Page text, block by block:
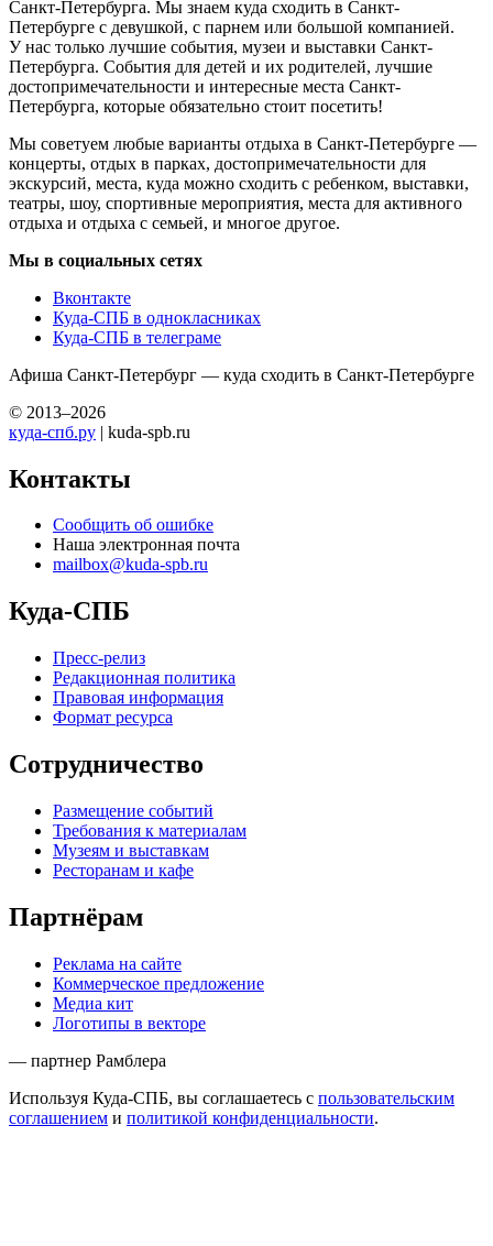
Санкт-Петербурга. Мы знаем куда сходить в Санкт-
Петербурге с девушкой, с парнем или большой компанией.
У нас только лучшие события, музеи и выставки Санкт-
Петербурга. События для детей и их родителей, лучшие
достопримечательности и интересные места Санкт-
Петербурга, которые обязательно стоит посетить!
Мы советуем любые варианты отдыха в Санкт-Петербурге —
концерты, отдых в парках, достопримечательности для
экскурсий, места, куда можно сходить с ребенком, выставки,
театры, шоу, спортивные мероприятия, места для активного
отдыха и отдыха с семьей, и многое другое.
Мы в социальных сетях
Вконтакте
Куда-СПБ в однокласниках
Куда-СПБ в телеграме
Афиша Санкт-Петербург — куда сходить в Санкт-Петербурге
© 2013–2026
куда-спб.ру | kuda-spb.ru
Контакты
Сообщить об ошибке
Наша электронная почта
mailbox@kuda-spb.ru
Куда-СПБ
Пресс-релиз
Редакционная политика
Правовая информация
Формат ресурса
Сотрудничество
Размещение событий
Требования к материалам
Музеям и выставкам
Ресторанам и кафе
Партнёрам
Реклама на сайте
Коммерческое предложение
Медиа кит
Логотипы в векторе
— партнер Рамблера
Используя Куда-СПБ, вы соглашаетесь с пользовательским
соглашением и политикой конфиденциальности.